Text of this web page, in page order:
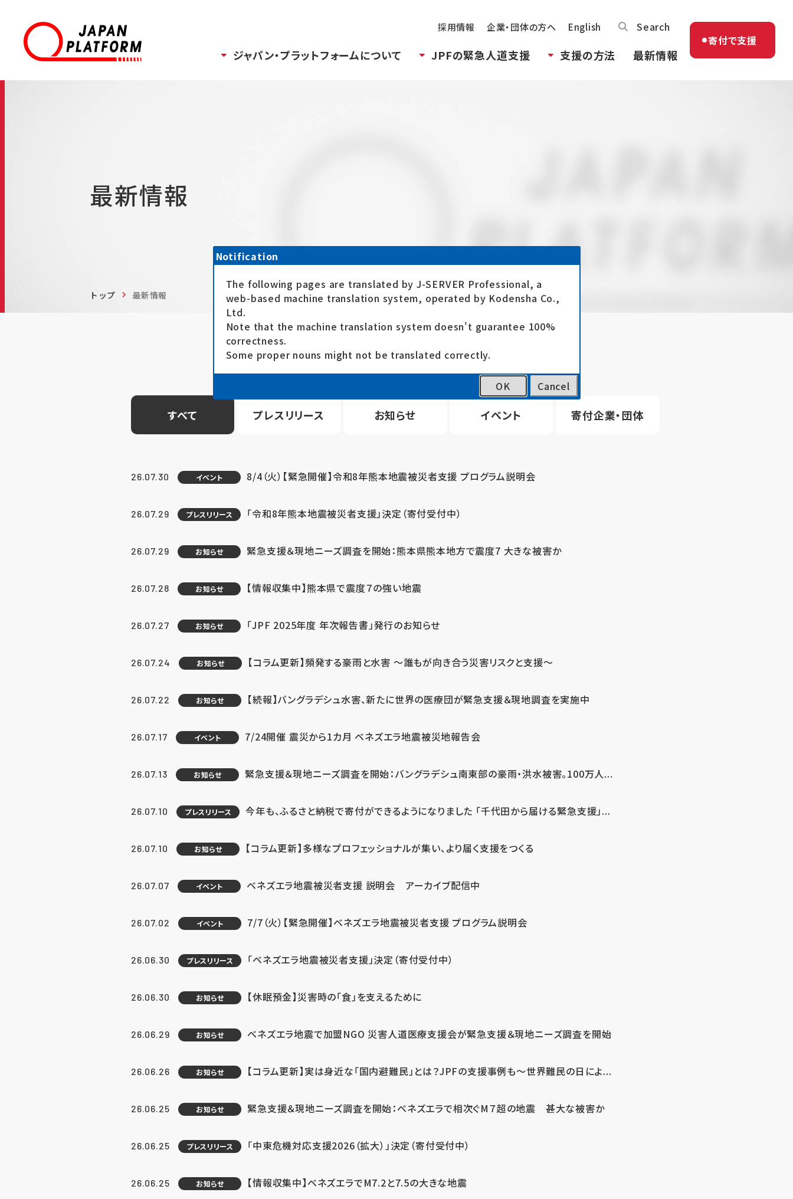
採用情報 企業・団体の方へ English Search
ジャパン・プラットフォームについて JPFの緊急人道支援 支援の方法 最新情報
寄付で支援
最新情報
トップ 最新情報
すべて プレスリリース お知らせ イベント 寄付企業・団体
26.07.30 イベント 8/4（火）【緊急開催】令和8年熊本地震被災者支援 プログラム説明会
26.07.29 プレスリリース 「令和8年熊本地震被災者支援」決定（寄付受付中）
26.07.29 お知らせ 緊急支援＆現地ニーズ調査を開始：熊本県熊本地方で震度7 大きな被害か
26.07.28 お知らせ 【情報収集中】熊本県で震度７の強い地震
26.07.27 お知らせ 「JPF 2025年度 年次報告書」発行のお知らせ
26.07.24 お知らせ 【コラム更新】頻発する豪雨と水害 ～誰もが向き合う災害リスクと支援～
26.07.22 お知らせ 【続報】バングラデシュ水害、新たに世界の医療団が緊急支援＆現地調査を実施中
26.07.17 イベント 7/24開催 震災から1カ月 ベネズエラ地震被災地報告会
26.07.13 お知らせ 緊急支援＆現地ニーズ調査を開始：バングラデシュ南東部の豪雨・洪水被害。100万人...
26.07.10 プレスリリース 今年も、ふるさと納税で寄付ができるようになりました 「千代田から届ける緊急支援」...
26.07.10 お知らせ 【コラム更新】多様なプロフェッショナルが集い、より届く支援をつくる
26.07.07 イベント ベネズエラ地震被災者支援 説明会 アーカイブ配信中
26.07.02 イベント 7/7（火）【緊急開催】ベネズエラ地震被災者支援 プログラム説明会
26.06.30 プレスリリース 「ベネズエラ地震被災者支援」決定（寄付受付中）
26.06.30 お知らせ 【休眠預金】災害時の「食」を支えるために
26.06.29 お知らせ ベネズエラ地震で加盟NGO 災害人道医療支援会が緊急支援＆現地ニーズ調査を開始
26.06.26 お知らせ 【コラム更新】実は身近な「国内避難民」とは？JPFの支援事例も～世界難民の日によ...
26.06.25 お知らせ 緊急支援＆現地ニーズ調査を開始：ベネズエラで相次ぐM７超の地震 甚大な被害か
26.06.25 プレスリリース 「中東危機対応支援2026（拡大）」決定（寄付受付中）
26.06.25 お知らせ 【情報収集中】ベネズエラでM7.2と7.5の大きな地震
Notification
The following pages are translated by J-SERVER Professional, a
web-based machine translation system, operated by Kodensha Co.,
Ltd.
Note that the machine translation system doesn't guarantee 100%
correctness.
Some proper nouns might not be translated correctly.
OK Cancel